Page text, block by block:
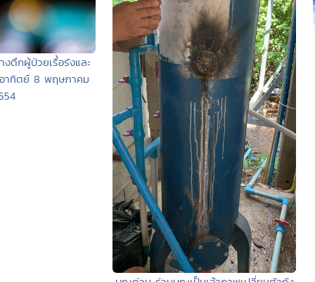
งตึกผู้ป่วยเรื้อรังและ
าทิตย์ 8 พฤษภาคม